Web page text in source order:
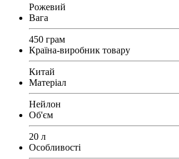
Рожевий
Вага
450 грам
Країна-виробник товару
Китай
Матеріал
Нейлон
Об'єм
20 л
Особливості